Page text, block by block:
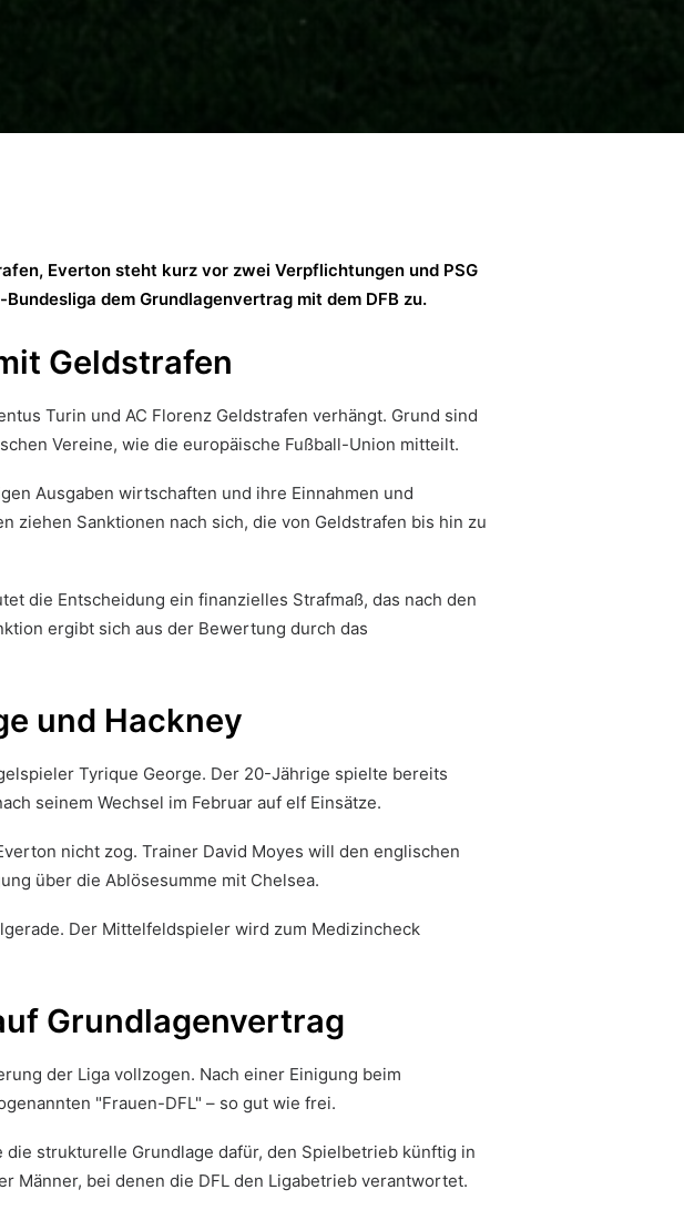
Everton steht kurz vor zwei Verpflichtungen und PSG
dem Grundlagenvertrag mit dem DFB zu.
Geldstrafen
Turin und AC Florenz Geldstrafen verhängt. Grund sind
Vereine, wie die europäische Fußball-Union mitteilt.
Ausgaben wirtschaften und ihre Einnahmen und
ziehen Sanktionen nach sich, die von Geldstrafen bis hin zu
die Entscheidung ein finanzielles Strafmaß, das nach den
ergibt sich aus der Bewertung durch das
und Hackney
Tyrique George. Der 20-Jährige spielte bereits
seinem Wechsel im Februar auf elf Einsätze.
nicht zog. Trainer David Moyes will den englischen
über die Ablösesumme mit Chelsea.
Der Mittelfeldspieler wird zum Medizincheck
Grundlagenvertrag
der Liga vollzogen. Nach einer Einigung beim
"Frauen-DFL" – so gut wie frei.
strukturelle Grundlage dafür, den Spielbetrieb künftig in
Männer, bei denen die DFL den Ligabetrieb verantwortet.